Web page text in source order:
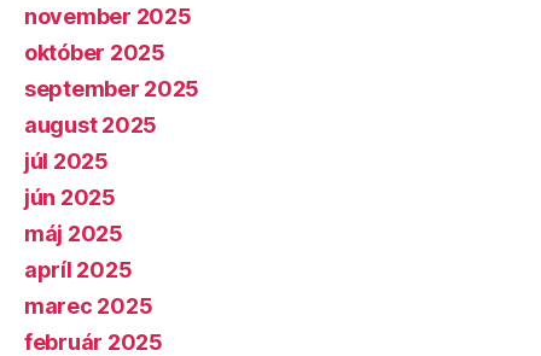
november 2025
október 2025
september 2025
august 2025
júl 2025
jún 2025
máj 2025
apríl 2025
marec 2025
február 2025